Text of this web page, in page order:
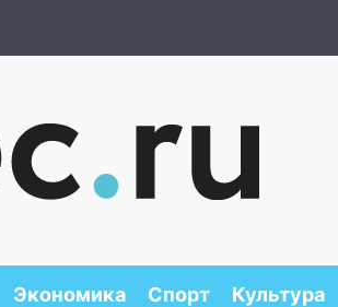
Экономика Спорт Культура